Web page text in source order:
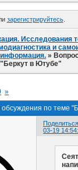
зарегистрируйтесь.
Исследования
и
»
в Ютубе"
по теме
»
03-19